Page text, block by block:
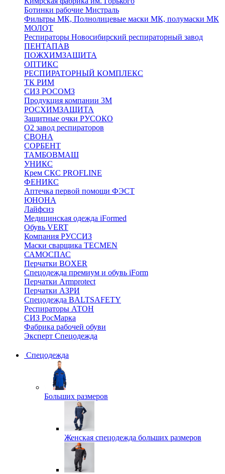
Ботинки рабочие Мистраль
Фильтры МК, Полнолицевые маски МК, полумаски МК
МОЛОТ
Респираторы Новосибирский респираторный завод
ПЕНТАПАВ
ПОЖХИМЗАЩИТА
ОПТИКС
РЕСПИРАТОРНЫЙ КОМПЛЕКС
ТК РИМ
СИЗ РОСОМЗ
Продукция компании 3M
РОСХИМЗАЩИТА
Защитные очки РУСОКО
О2 завод респираторов
СВОНА
СОРБЕНТ
ТАМБОВМАШ
УНИКС
Крем СКС PROFLINE
ФЕНИКС
Аптечка первой помощи ФЭСТ
ЮНОНА
Лайфсиз
Медицинская одежда iFormed
Обувь VERT
Компания РУССИЗ
Маски сварщика TECMEN
САМОСПАС
Перчатки BOXER
Спецодежда премиум и обувь iForm
Перчатки Armprotect
Перчатки АЗРИ
Спецодежда BALTSAFETY
Респираторы АТОН
СИЗ РосМарка
Фабрика рабочей обуви
Эксперт Спецодежда
Спецодежда
Больших размеров
Женская спецодежда больших размеров